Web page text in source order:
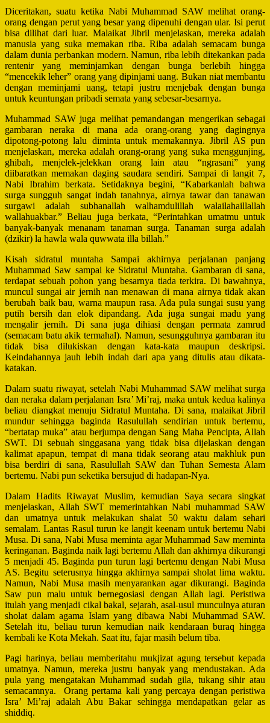
Diceritakan, suatu ketika Nabi Muhammad SAW melihat orang-
orang dengan perut yang besar yang dipenuhi dengan ular. Isi perut
bisa dilihat dari luar. Malaikat Jibril menjelaskan, mereka adalah
manusia yang suka memakan riba. Riba adalah semacam bunga
dalam dunia perbankan modern. Namun, riba lebih ditekankan pada
rentenir yang meminjamkan dengan bunga berlebih hingga
“mencekik leher” orang yang dipinjami uang. Bukan niat membantu
dengan meminjami uang, tetapi justru menjebak dengan bunga
untuk keuntungan pribadi semata yang sebesar-besarnya.
Muhammad SAW juga melihat pemandangan mengerikan sebagai
gambaran neraka di mana ada orang-orang yang dagingnya
dipotong-potong lalu diminta untuk memakannya. Jibril AS pun
menjelaskan, mereka adalah orang-orang yang suka menggunjing,
ghibah, menjelek-jelekkan orang lain atau “ngrasani” yang
diibaratkan memakan daging saudara sendiri. Sampai di langit 7,
Nabi Ibrahim berkata. Setidaknya begini, “Kabarkanlah bahwa
surga sungguh sangat indah tanahnya, airnya tawar dan tanawan
surgawi adalah subhanallah walhamdulillah walailahaillallah
wallahuakbar.” Beliau juga berkata, “Perintahkan umatmu untuk
banyak-banyak menanam tanaman surga. Tanaman surga adalah
(dzikir) la hawla wala quwwata illa billah.”
Kisah sidratul muntaha Sampai akhirnya perjalanan panjang
Muhammad Saw sampai ke Sidratul Muntaha. Gambaran di sana,
terdapat sebuah pohon yang besarnya tiada terkira. Di bawahnya,
muncul sungai air jernih nan menawan di mana airnya tidak akan
berubah baik bau, warna maupun rasa. Ada pula sungai susu yang
putih bersih dan elok dipandang. Ada juga sungai madu yang
mengalir jernih. Di sana juga dihiasi dengan permata zamrud
(semacam batu akik termahal). Namun, sesungguhnya gambaran itu
tidak bisa dilukiskan dengan kata-kata maupun deskripsi.
Keindahannya jauh lebih indah dari apa yang ditulis atau dikata-
katakan.
Dalam suatu riwayat, setelah Nabi Muhammad SAW melihat surga
dan neraka dalam perjalanan Isra’ Mi’raj, maka untuk kedua kalinya
beliau diangkat menuju Sidratul Muntaha. Di sana, malaikat Jibril
mundur sehingga baginda Rasulullah sendirian untuk bertemu,
“bertatap muka” atau berjumpa dengan Sang Maha Pencipta, Allah
SWT. Di sebuah singgasana yang tidak bisa dijelaskan dengan
kalimat apapun, tempat di mana tidak seorang atau makhluk pun
bisa berdiri di sana, Rasulullah SAW dan Tuhan Semesta Alam
bertemu. Nabi pun seketika bersujud di hadapan-Nya.
Dalam Hadits Riwayat Muslim, kemudian Saya secara singkat
menjelaskan, Allah SWT memerintahkan Nabi muhammad SAW
dan umatnya untuk melakukan shalat 50 waktu dalam sehari
semalam. Lantas Rasul turun ke langit keenam untuk bertemu Nabi
Musa. Di sana, Nabi Musa meminta agar Muhammad Saw meminta
keringanan. Baginda naik lagi bertemu Allah dan akhirnya dikurangi
5 menjadi 45. Baginda pun turun lagi bertemu dengan Nabi Musa
AS. Begitu seterusnya hingga akhirnya sampai sholat lima waktu.
Namun, Nabi Musa masih menyarankan agar dikurangi. Baginda
Saw pun malu untuk bernegosiasi dengan Allah lagi. Peristiwa
itulah yang menjadi cikal bakal, sejarah, asal-usul munculnya aturan
sholat dalam agama Islam yang dibawa Nabi Muhammad SAW.
Setelah itu, beliau turun kemudian naik kendaraan buraq hingga
kembali ke Kota Mekah. Saat itu, fajar masih belum tiba.
Pagi harinya, beliau memberitahu mukjizat agung tersebut kepada
umatnya. Namun, mereka justru banyak yang mendustakan. Ada
pula yang mengatakan Muhammad sudah gila, tukang sihir atau
semacamnya. Orang pertama kali yang percaya dengan peristiwa
Isra’ Mi’raj adalah Abu Bakar sehingga mendapatkan gelar as
shiddiq.